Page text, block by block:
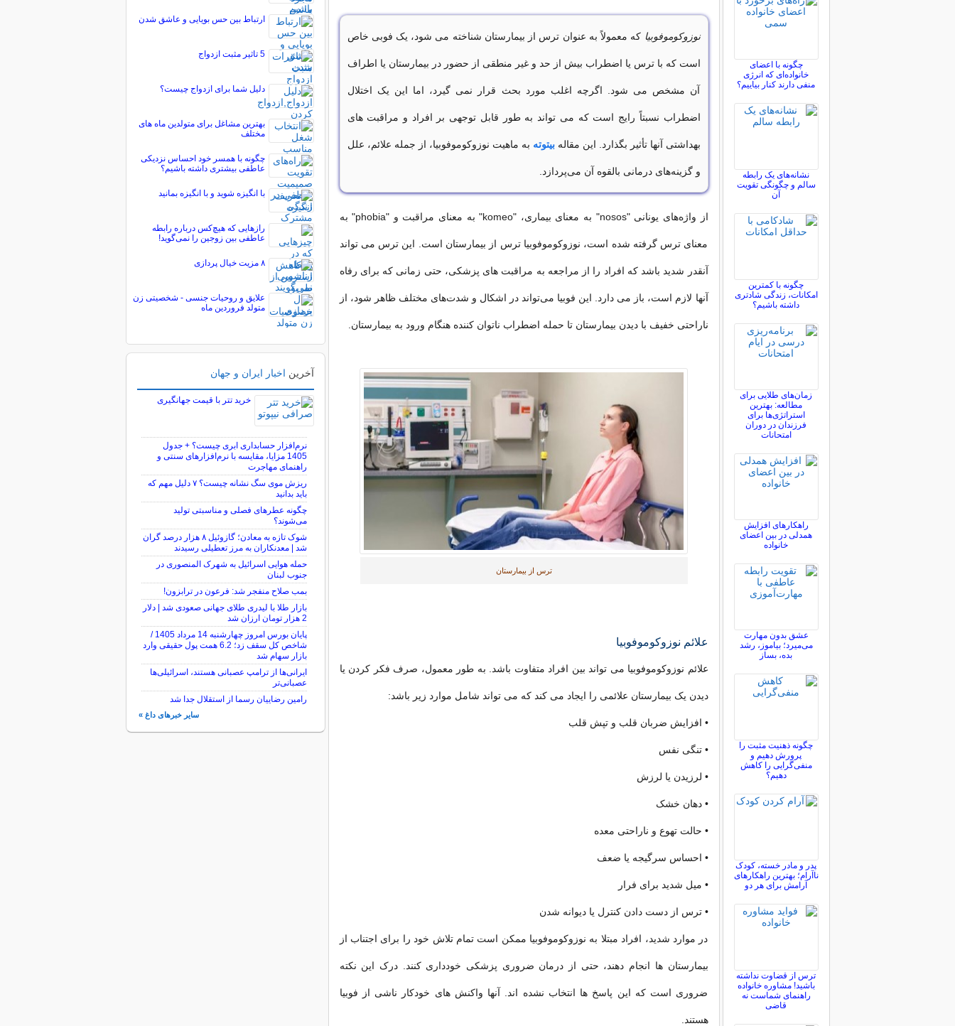
نوزوکوموفوبیا که معمولاً به عنوان ترس از بیمارستان شناخته می شود، یک فوبی خاص
است که با ترس یا اضطراب بیش از حد و غیر منطقی از حضور در بیمارستان یا اطراف
آن مشخص می شود. اگرچه اغلب مورد بحث قرار نمی گیرد، اما این یک اختلال
اضطراب نسبتاً رایج است که می تواند به طور قابل توجهی بر افراد و مراقبت های
بهداشتی آنها تأثیر بگذارد. این مقالهبیتوته به ماهیت نوزوکوموفوبیا، از جمله علائم، علل
و گزینه‌های درمانی بالقوه آن می‌پردازد.
از واژه‌های یونانی "nosos" به معنای بیماری، "komeo" به معنای مراقبت و "phobia" به
معنای ترس گرفته شده است، نوزوکوموفوبیا ترس از بیمارستان است. این ترس می تواند
آنقدر شدید باشد که افراد را از مراجعه به مراقبت های پزشکی، حتی زمانی که برای رفاه
آنها لازم است، باز می دارد. این فوبیا می‌تواند در اشکال و شدت‌های مختلف ظاهر شود، از
ناراحتی خفیف با دیدن بیمارستان تا حمله اضطراب ناتوان کننده هنگام ورود به بیمارستان.
ترس از بیمارستان
علائم نوزوکوموفوبیا
علائم نوزوکوموفوبیا می تواند بین افراد متفاوت باشد. به طور معمول، صرف فکر کردن یا
دیدن یک بیمارستان علائمی را ایجاد می کند که می تواند شامل موارد زیر باشد:
• افزایش ضربان قلب و تپش قلب
• تنگی نفس
• لرزیدن یا لرزش
• دهان خشک
• حالت تهوع و ناراحتی معده
• احساس سرگیجه یا ضعف
• میل شدید برای فرار
• ترس از دست دادن کنترل یا دیوانه شدن
در موارد شدید، افراد مبتلا به نوزوکوموفوبیا ممکن است تمام تلاش خود را برای اجتناب از
بیمارستان ها انجام دهند، حتی از درمان ضروری پزشکی خودداری کنند. درک این نکته
ضروری است که این پاسخ ها انتخاب نشده اند. آنها واکنش های خودکار ناشی از فوبیا
هستند.
چگونه با اعضای
خانواده‌ای که انرژی
منفی دارند کنار بیاییم؟
نشانه‌های یک رابطه
سالم و چگونگی تقویت
آن
چگونه با کمترین
امکانات، زندگی شادتری
داشته باشیم؟
زمان‌های طلایی برای
مطالعه: بهترین
استراتژی‌ها برای
فرزندان در دوران
امتحانات
راهکارهای افزایش
همدلی در بین اعضای
خانواده
عشق بدون مهارت
می‌میرد؛ بیاموز، رشد
بده، بساز
چگونه ذهنیت مثبت را
پرورش دهیم و
منفی‌گرایی را کاهش
دهیم؟
پدر و مادر خسته، کودک
ناآرام؛ بهترین راهکارهای
آرامش برای هر دو
ترس از قضاوت نداشته
باشید! مشاوره خانواده
راهنمای شماست نه
قاضی
ارتباط بین حس بویایی و عاشق شدن
5 تاثیر مثبت ازدواج
دلیل شما برای ازدواج چیست؟
بهترین مشاغل برای متولدین ماه های
مختلف
چگونه با همسر خود احساس نزدیکی
عاطفی بیشتری داشته باشیم؟
با انگیزه شوید و با انگیزه بمانید
رازهایی که هیچ‌کس درباره رابطه
عاطفی بین زوجین را نمی‌گوید!
۸ مزیت خیال پردازی
علایق و روحیات جنسی - شخصیتی زن
متولد فروردین ماه
آخرین اخبار ایران و جهان
خرید تتر با قیمت جهانگیری
نرم‌افزار حسابداری ابری چیست؟ + جدول
1405 مزایا، مقایسه با نرم‌افزارهای سنتی و
راهنمای مهاجرت
ریزش موی سگ نشانه چیست؟ ۷ دلیل مهم که
باید بدانید
چگونه عطرهای فصلی و مناسبتی تولید
می‌شوند؟
شوک تازه به معادن؛ گازوئیل ۸ هزار درصد گران
شد | معدنکاران به مرز تعطیلی رسیدند
حمله هوایی اسرائیل به شهرک المنصوری در
جنوب لبنان
بمب صلاح منفجر شد: فرعون در ترابزون!
بازار طلا با لیدری طلای جهانی صعودی شد | دلار
2 هزار تومان ارزان شد
پایان بورس امروز چهارشنبه 14 مرداد 1405 /
شاخص کل سقف زد؛ 6.2 همت پول حقیقی وارد
بازار سهام شد
ایرانی‌ها از ترامپ عصبانی هستند، اسرائیلی‌ها
عصبانی‌تر
رامین رضاییان رسما از استقلال جدا شد
سایر خبرهای داغ »